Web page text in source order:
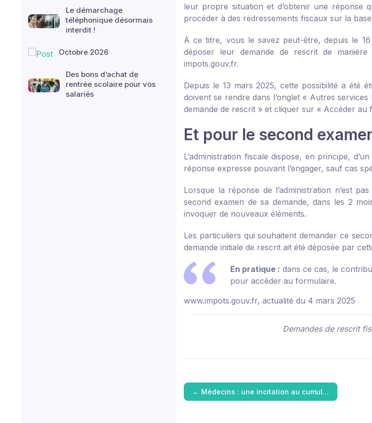
Le démarchage
téléphonique désormais
interdit !
Octobre 2026
Des bons d’achat de
rentrée scolaire pour vos
salariés
leur propre situation et d’obtenir une réponse
procéder à des redressements fiscaux sur la
À ce titre, vous le savez peut-être, depuis le
déposer leur demande de rescrit de
impots.gouv.fr.
Depuis le 13 mars 2025, cette possibilité a été
doivent se rendre dans l’onglet « Autres
demande de rescrit » et cliquer sur « Accéder au
Et pour le second
L’administration fiscale dispose, en principe,
réponse expresse pouvant l’engager, sauf cas
Lorsque la réponse de l’administration n’est
second examen de sa demande, dans les 2
invoquer de nouveaux éléments.
Les particuliers qui souhaitent demander ce
demande initiale de rescrit ait été déposée par
En pratique : dans ce cas, le
pour accéder au formulaire.
www.impots.gouv.fr, actualité du 4 mars 2025
Demandes de rescrit
← Médecins : une incitation au cumul…